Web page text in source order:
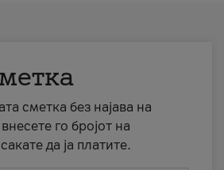
сметка без најава на
го бројот на
да ја платите.